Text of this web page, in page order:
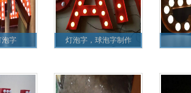
泡字 灯泡字，球泡字制作